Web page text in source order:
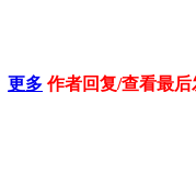
更多 作者回复/查看最后